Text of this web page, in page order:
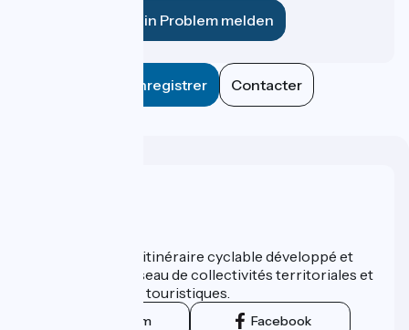
Ein Problem melden
Enregistrer Contacter
ViaRhôna est un itinéraire cyclable développé et
promu par un réseau de collectivités territoriales et
leurs institutions touristiques.
Instagram Facebook